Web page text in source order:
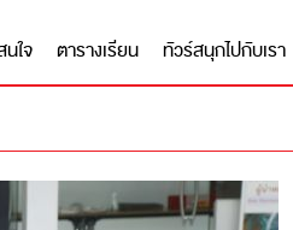
ใจ ตารางเรียน ทัวร์สนุกไปกับเรา